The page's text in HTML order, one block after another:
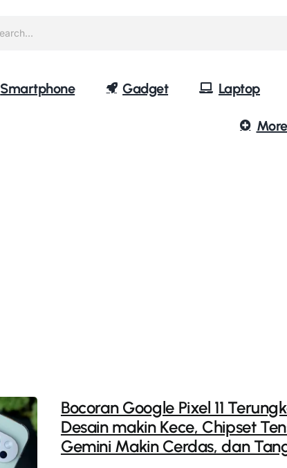
Smartphone Gadget Laptop
More
Bocoran Google Pixel 11
Desain makin Kece, Chipset
Gemini Makin Cerdas, dan